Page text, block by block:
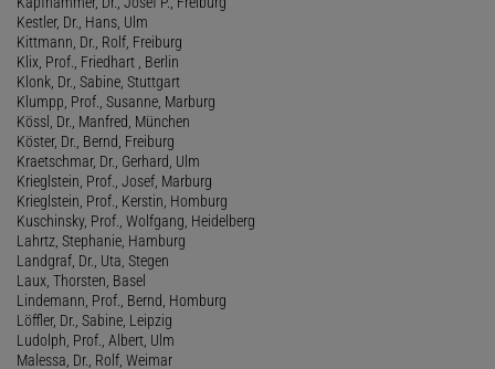
Kestler, Dr., Hans, Ulm
Kittmann, Dr., Rolf, Freiburg
Klix, Prof., Friedhart , Berlin
Klonk, Dr., Sabine, Stuttgart
Klumpp, Prof., Susanne, Marburg
Kössl, Dr., Manfred, München
Köster, Dr., Bernd, Freiburg
Kraetschmar, Dr., Gerhard, Ulm
Krieglstein, Prof., Josef, Marburg
Krieglstein, Prof., Kerstin, Homburg
Kuschinsky, Prof., Wolfgang, Heidelberg
Lahrtz, Stephanie, Hamburg
Landgraf, Dr., Uta, Stegen
Laux, Thorsten, Basel
Lindemann, Prof., Bernd, Homburg
Löffler, Dr., Sabine, Leipzig
Ludolph, Prof., Albert, Ulm
Malessa, Dr., Rolf, Weimar